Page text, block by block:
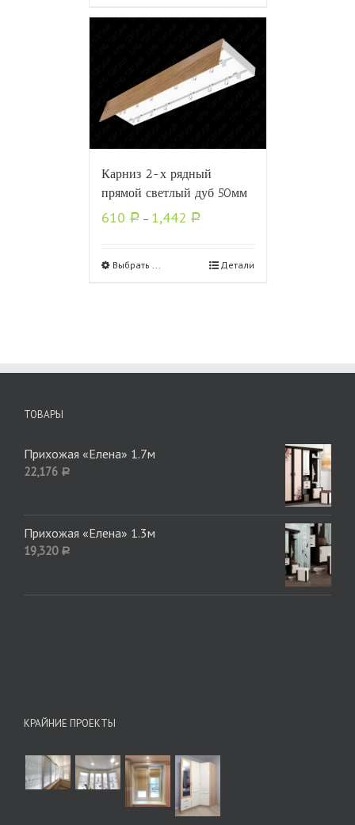
Карниз 2-х рядный
прямой светлый дуб 50мм
610 Р – 1,442 Р
Выбрать ... Детали
ТОВАРЫ
Прихожая «Елена» 1.7м
22,176 Р
Прихожая «Елена» 1.3м
19,320 Р
КРАЙНИЕ ПРОЕКТЫ